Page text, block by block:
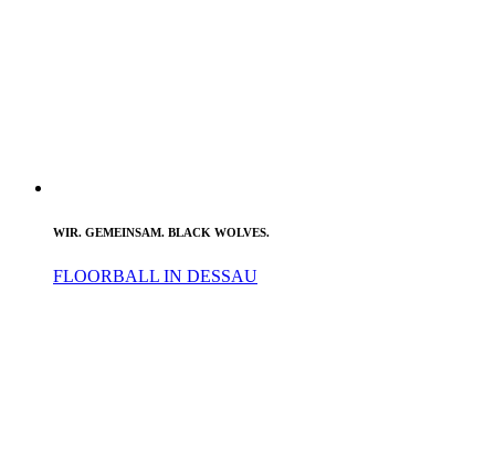
WIR. GEMEINSAM. BLACK WOLVES.
FLOORBALL IN DESSAU